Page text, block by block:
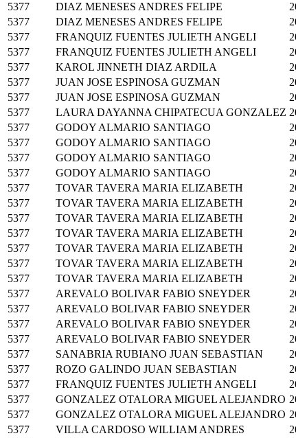
5377
DIAZ MENESES ANDRES FELIPE
5377
DIAZ MENESES ANDRES FELIPE
5377
FRANQUIZ FUENTES JULIETH ANGELI
5377
FRANQUIZ FUENTES JULIETH ANGELI
5377
KAROL JINNETH DIAZ ARDILA
5377
JUAN JOSE ESPINOSA GUZMAN
5377
JUAN JOSE ESPINOSA GUZMAN
5377
LAURA DAYANNA CHIPATECUA GONZALEZ
5377
GODOY ALMARIO SANTIAGO
5377
GODOY ALMARIO SANTIAGO
5377
GODOY ALMARIO SANTIAGO
5377
GODOY ALMARIO SANTIAGO
5377
TOVAR TAVERA MARIA ELIZABETH
5377
TOVAR TAVERA MARIA ELIZABETH
5377
TOVAR TAVERA MARIA ELIZABETH
5377
TOVAR TAVERA MARIA ELIZABETH
5377
TOVAR TAVERA MARIA ELIZABETH
5377
TOVAR TAVERA MARIA ELIZABETH
5377
TOVAR TAVERA MARIA ELIZABETH
5377
AREVALO BOLIVAR FABIO SNEYDER
5377
AREVALO BOLIVAR FABIO SNEYDER
5377
AREVALO BOLIVAR FABIO SNEYDER
5377
AREVALO BOLIVAR FABIO SNEYDER
5377
SANABRIA RUBIANO JUAN SEBASTIAN
5377
ROZO GALINDO JUAN SEBASTIAN
5377
FRANQUIZ FUENTES JULIETH ANGELI
5377
GONZALEZ OTALORA MIGUEL ALEJANDRO
5377
GONZALEZ OTALORA MIGUEL ALEJANDRO
5377
VILLA CARDOSO WILLIAM ANDRES